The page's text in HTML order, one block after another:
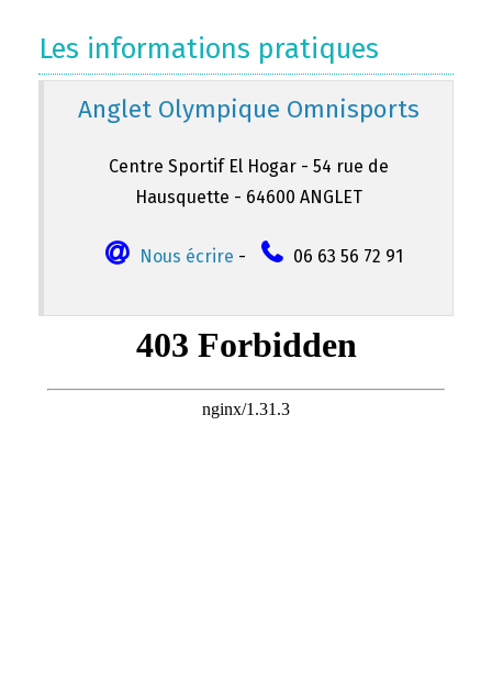
Les informations pratiques
Anglet Olympique Omnisports
Centre Sportif El Hogar - 54 rue de
Hausquette - 64600 ANGLET
Nous écrire - 06 63 56 72 91